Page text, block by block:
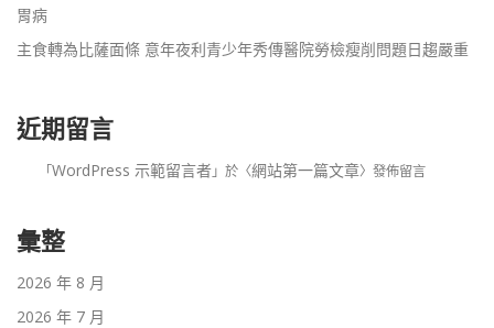
胃病
主食轉為比薩面條 意年夜利青少年秀傳醫院勞檢瘦削問題日趨嚴重
近期留言
「WordPress 示範留言者」於〈網站第一篇文章〉發佈留言
彙整
2026 年 8 月
2026 年 7 月